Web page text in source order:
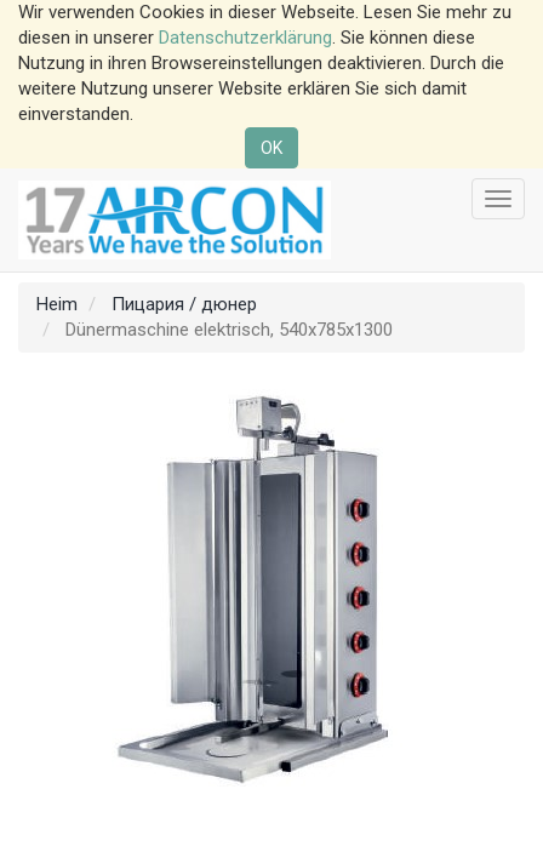
Wir verwenden Cookies in dieser Webseite. Lesen Sie mehr zu
diesen in unserer Datenschutzerklärung. Sie können diese
Nutzung in ihren Browsereinstellungen deaktivieren. Durch die
weitere Nutzung unserer Website erklären Sie sich damit
einverstanden.
OK
Heim
Пицария / дюнер
Dünermaschine elektrisch, 540x785x1300